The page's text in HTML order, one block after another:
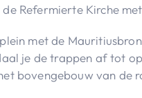
Refermierte Kirche
met de
je de trappen af tot
bovengebouw van de